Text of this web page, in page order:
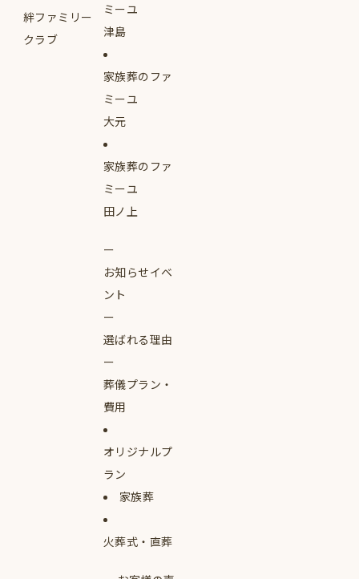
絆ファミリー
クラブ
ミーユ
津島
家族葬のファ
ミーユ
大元
家族葬のファ
ミーユ
田ノ上
お知らせイベ
ント
選ばれる理由
葬儀プラン・
費用
オリジナルプ
ラン
家族葬
火葬式・直葬